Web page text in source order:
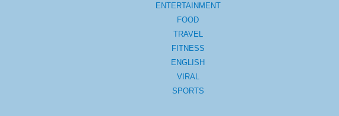
ENTERTAINMENT
FOOD
TRAVEL
FITNESS
ENGLISH
VIRAL
SPORTS